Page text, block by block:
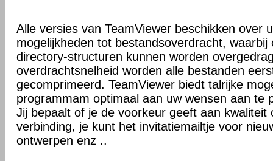
Alle versies van TeamViewer beschikken over
mogelijkheden tot bestandsoverdracht, waarbij
directory-structuren kunnen worden
overdrachtsnelheid worden alle bestanden
gecomprimeerd. TeamViewer biedt talrijke
programmam optimaal aan uw wensen aan te
Jij bepaalt of je de voorkeur geeft aan kwaliteit
verbinding, je kunt het invitatiemailtje voor
ontwerpen enz ..